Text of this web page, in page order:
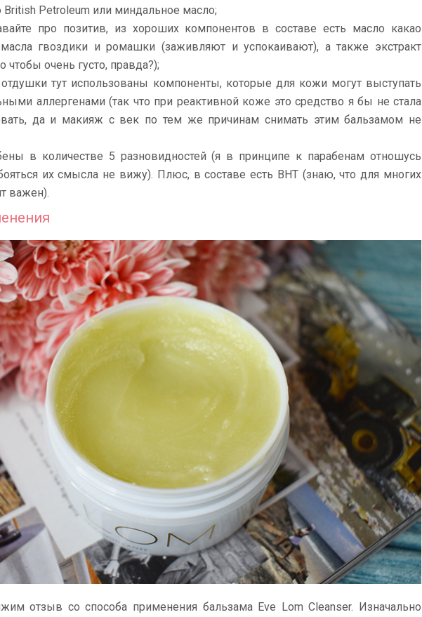
Petroleum или миндальное масло;
про позитив, из хороших компонентов в составе есть масло какао
гвоздики и ромашки (заживляют и успокаивают), а также экстракт
чтобы очень густо, правда?);
тут использованы компоненты, которые для кожи могут выступать
аллергенами (так что при реактивной коже это средство я бы не стала
да и макияж с век по тем же причинам снимать этим бальзамом не
в количестве 5 разновидностей (я в принципе к парабенам отношусь
их смысла не вижу). Плюс, в составе есть BHT (знаю, что для многих
важен).
отзыв со способа применения бальзама Eve Lom Cleanser. Изначально